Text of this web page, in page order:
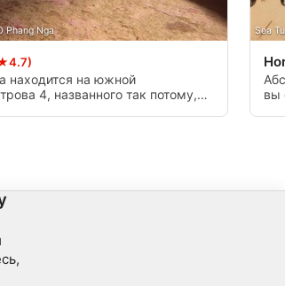
Phang Nga
находится на южной
4, названного так потому,
Sea
вы